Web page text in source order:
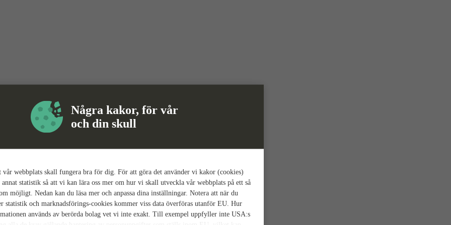
Några kakor, för vår
och din skull
webbplats skall fungera bra för dig. För att göra det använder vi kakor (cookies)
statistik så att vi kan lära oss mer om hur vi skall utveckla vår webbplats på ett så
möjligt. Nedan kan du läsa mer och anpassa dina inställningar. Notera att när du
statistik och marknadsförings-cookies kommer viss data överföras utanför EU. Hur
används av berörda bolag vet vi inte exakt. Till exempel uppfyller inte USA:s